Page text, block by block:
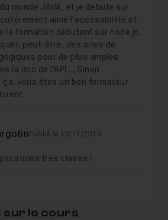
sont fournis.
d'utiliser une fonction au choix
de ne jamais ralentir (ou bloquer
43m16
monde JAVA, et je débute sur
aimé l'accessibilité et
la formation débutant sur node.js.
peut-être, des sites de
pour de plus amples
la doc de l'API ... Sinon
ça, vous êtes un bon formateur
Publié le 10/11/2019
très claires !
sur le cours